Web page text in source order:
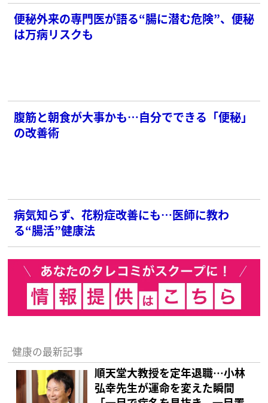
便秘外来の専門医が語る“腸に潜む危険”、便秘
は万病リスクも
腹筋と朝食が大事かも…自分でできる「便秘」
の改善術
病気知らず、花粉症改善にも…医師に教わ
る“腸活”健康法
健康の最新記事
順天堂大教授を定年退職…小林
弘幸先生が運命を変えた瞬間